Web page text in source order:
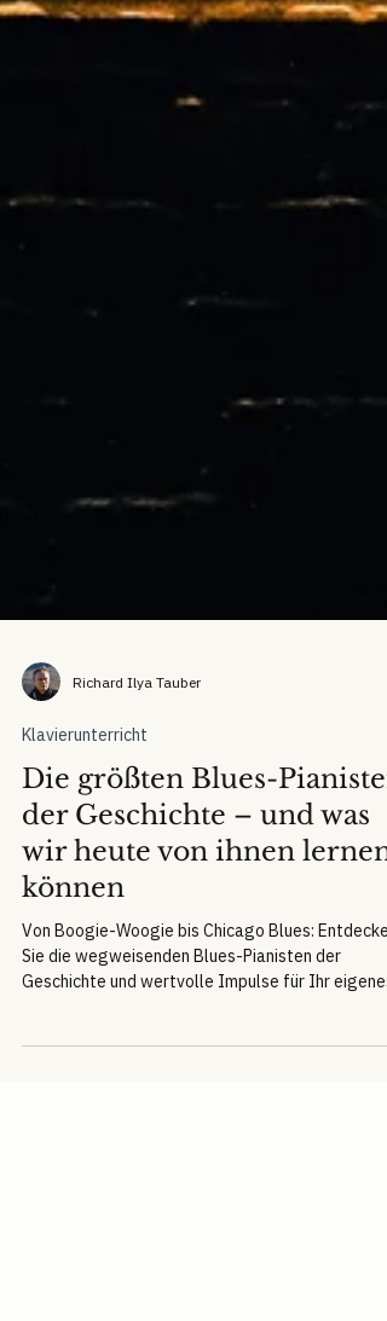
Klavierunterricht
Die größten Blues-Pianisten
der Geschichte – und was
wir heute von ihnen lernen
können
Von Boogie-Woogie bis Chicago Blues: Entdecken
Geschichte und wertvolle Impulse für Ihr eigenes